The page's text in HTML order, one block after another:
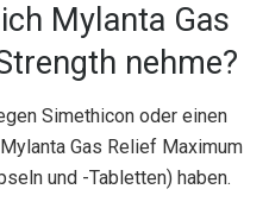
Mylanta Gas
nehme?
Simethicon oder einen
Gas Relief Maximum
und -Tabletten) haben.